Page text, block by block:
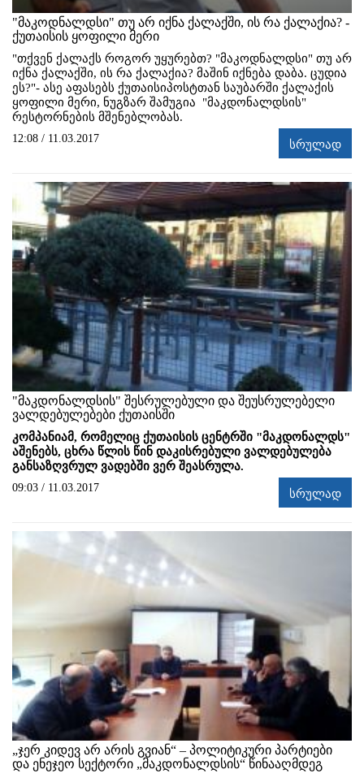
"მაკოდნალდსი" თუ არ იქნა ქალაქში, ის რა ქალაქია? -
ქუთაისის ყოფილი მერი
"თქვენ ქალაქს როგორ უყურებთ? "მაკოდნალდსი" თუ არ
იქნა ქალაქში, ის რა ქალაქია? მაშინ იქნება დაბა. ცუდია
ეს?"- ასე აფასებს ქუთაისიპოსტთან საუბარში ქალაქის
ყოფილი მერი, ნუგზარ შამუგია "მაკდონალდსის"
რესტორნების მშენებლობას.
12:08 / 11.03.2017 სრულად
"მაკდონალდსის" შესრულებული და შეუსრულებელი
ვალდებულებები ქუთაისში
კომპანიამ, რომელიც ქუთაისის ცენტრში "მაკდონალდს"
აშენებს, ცხრა წლის წინ დაკისრებული ვალდებულება
განსაზღვრულ ვადებში ვერ შეასრულა.
09:03 / 11.03.2017 სრულად
„ჯერ კიდევ არ არის გვიან“ – პოლიტიკური პარტიები
და ენეჯეო სექტორი „მაკდონალდსის“ წინააღმდეგ